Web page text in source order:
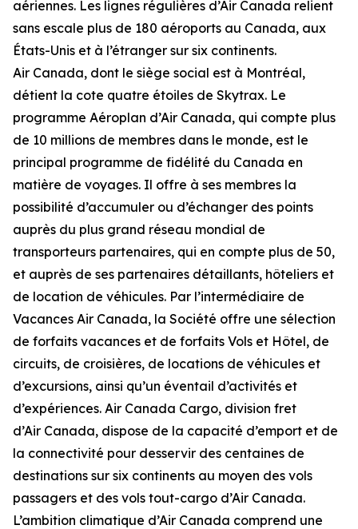
aériennes. Les lignes régulières d’Air Canada relient
sans escale plus de 180 aéroports au Canada, aux
États-Unis et à l’étranger sur six continents.
Air Canada, dont le siège social est à Montréal,
détient la cote quatre étoiles de Skytrax. Le
programme Aéroplan d’Air Canada, qui compte plus
de 10 millions de membres dans le monde, est le
principal programme de fidélité du Canada en
matière de voyages. Il offre à ses membres la
possibilité d’accumuler ou d’échanger des points
auprès du plus grand réseau mondial de
transporteurs partenaires, qui en compte plus de 50,
et auprès de ses partenaires détaillants, hôteliers et
de location de véhicules. Par l’intermédiaire de
Vacances Air Canada, la Société offre une sélection
de forfaits vacances et de forfaits Vols et Hôtel, de
circuits, de croisières, de locations de véhicules et
d’excursions, ainsi qu’un éventail d’activités et
d’expériences. Air Canada Cargo, division fret
d’Air Canada, dispose de la capacité d’emport et de
la connectivité pour desservir des centaines de
destinations sur six continents au moyen des vols
passagers et des vols tout-cargo d’Air Canada.
L’ambition climatique d’Air Canada comprend une